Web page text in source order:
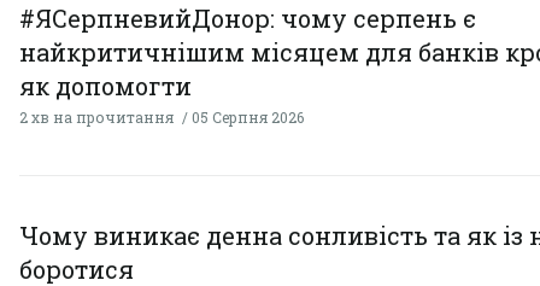
#ЯСерпневийДонор: чому серпень є
найкритичнішим місяцем для банків
як допомогти
2 хв на прочитання 05 Серпня 2026
Чому виникає денна сонливість та як із
боротися